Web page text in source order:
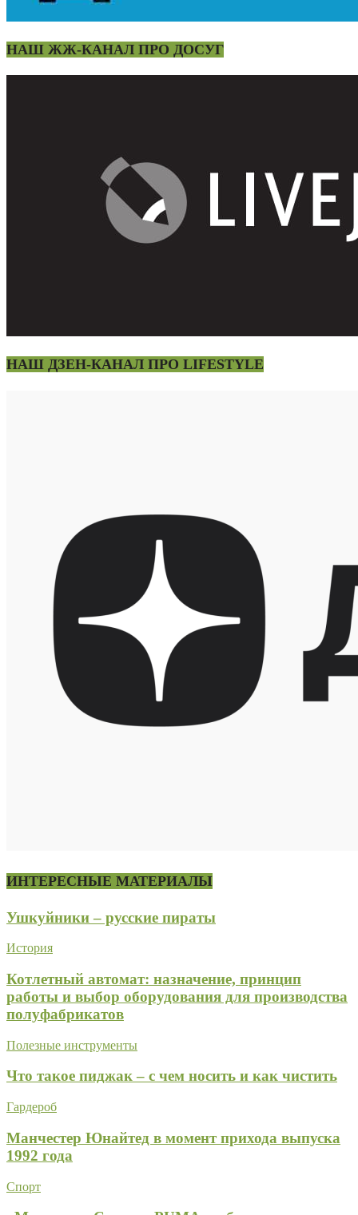
НАШ ЖЖ-КАНАЛ ПРО ДОСУГ
НАШ ДЗЕН-КАНАЛ ПРО LIFESTYLE
ИНТЕРЕСНЫЕ МАТЕРИАЛЫ
Ушкуйники – русские пираты
История
Котлетный автомат: назначение, принцип
работы и выбор оборудования для производства
полуфабрикатов
Полезные инструменты
Что такое пиджак – с чем носить и как чистить
Гардероб
Манчестер Юнайтед в момент прихода выпуска
1992 года
Спорт